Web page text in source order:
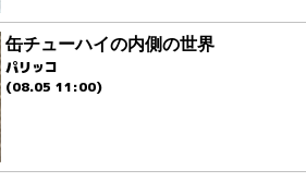
缶チューハイの内側の世界
パリッコ
(08.05 11:00)